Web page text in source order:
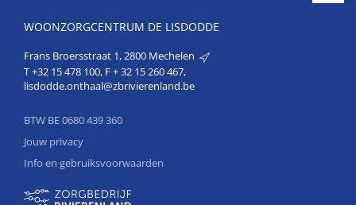
WOONZORGCENTRUM DE LISDODDE
Frans Broersstraat 1, 2800 Mechelen
T+32 15 478 100, F + 32 15 260 467,
lisdodde.onthaal@zbrivierenland.be
BTW BE 0680 439 360
Jouw privacy
Info en gebruiksvoorwaarden